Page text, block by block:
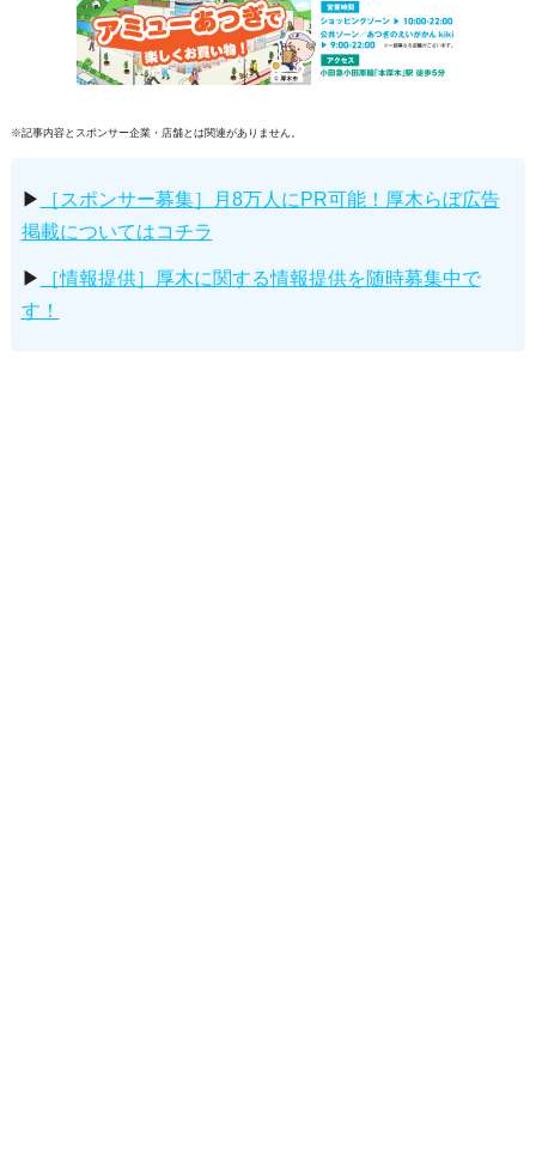
※記事内容とスポンサー企業・店舗とは関連がありません。
▶
［スポンサー募集］月8万人にPR可能！厚木らぼ広告
掲載についてはコチラ
▶
［情報提供］厚木に関する情報提供を随時募集中で
す！